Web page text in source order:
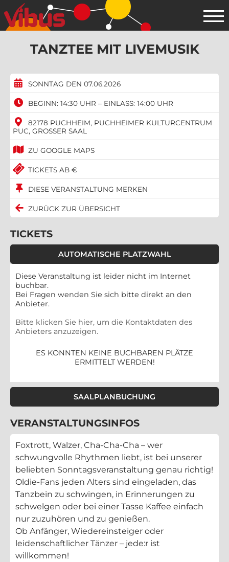
TANZTEE MIT LIVEMUSIK
SONNTAG DEN 07.06.2026
BEGINN: 14:30 UHR – EINLASS: 14:00 UHR
82178 PUCHHEIM, PUCHHEIMER KULTURCENTRUM
PUC, GROSSER SAAL
ZU GOOGLE MAPS
TICKETS AB €
DIESE VERANSTALTUNG MERKEN
ZURÜCK ZUR ÜBERSICHT
TICKETS
AUTOMATISCHE PLATZWAHL
Diese Veranstaltung ist leider nicht im Internet
buchbar.
Bei Fragen wenden Sie sich bitte direkt an den
Anbieter.
Bitte klicken Sie hier, um die Kontaktdaten des
Anbieters anzuzeigen.
ES KONNTEN KEINE BUCHBAREN PLÄTZE
ERMITTELT WERDEN!
SAALPLANBUCHUNG
VERANSTALTUNGSINFOS
Foxtrott, Walzer, Cha-Cha-Cha – wer
schwungvolle Rhythmen liebt, ist bei unserer
beliebten Sonntagsveranstaltung genau richtig!
Oldie-Fans jeden Alters sind eingeladen, das
Tanzbein zu schwingen, in Erinnerungen zu
schwelgen oder bei einer Tasse Kaffee einfach
nur zuzuhören und zu genießen.
Ob Anfänger, Wiedereinsteiger oder
leidenschaftlicher Tänzer – jede:r ist
willkommen!